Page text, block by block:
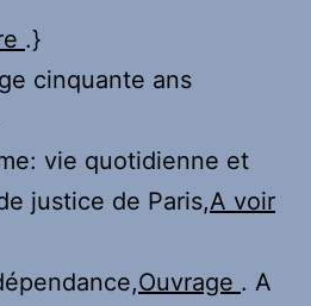
.}
cinquante ans
vie quotidienne et
justice de Paris,A voir
Ouvrage . A